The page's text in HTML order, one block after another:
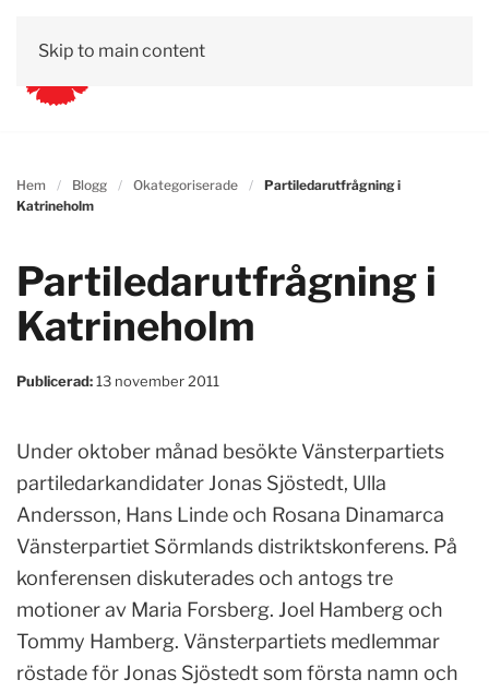
Skip to main content
Hem Blogg Okategoriserade
Partiledarutfrågning i
Katrineholm
Partiledarutfrågning i
Katrineholm
Publicerad:13 november 2011
Under oktober månad besökte Vänsterpartiets
partiledarkandidater Jonas Sjöstedt, Ulla
Andersson, Hans Linde och Rosana Dinamarca
Vänsterpartiet Sörmlands distriktskonferens. På
konferensen diskuterades och antogs tre
motioner av Maria Forsberg. Joel Hamberg och
Tommy Hamberg. Vänsterpartiets medlemmar
röstade för Jonas Sjöstedt som första namn och